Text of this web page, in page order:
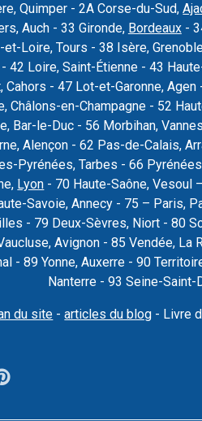
Quimper - 2A Corse-du-Sud,
Auch - 33 Gironde, Bordeaux-
et-Loire, Tours - 38 Isère,
42 Loire, Saint-Étienne - 43
Cahors - 47 Lot-et-Garonne,
Châlons-en-Champagne - 52
Bar-le-Duc - 56 Morbihan,
Alençon - 62 Pas-de-Calais,
Pyrénées, Tarbes - 66
Lyon - 70 Haute-Saône, Vesoul
Savoie, Annecy - 75 – Paris,
- 79 Deux-Sèvres, Niort - 80
Avignon - 85 Vendée,
- 89 Yonne, Auxerre - 90
Nanterre - 93 Seine-Saint-
du site -articles du blog - Livre